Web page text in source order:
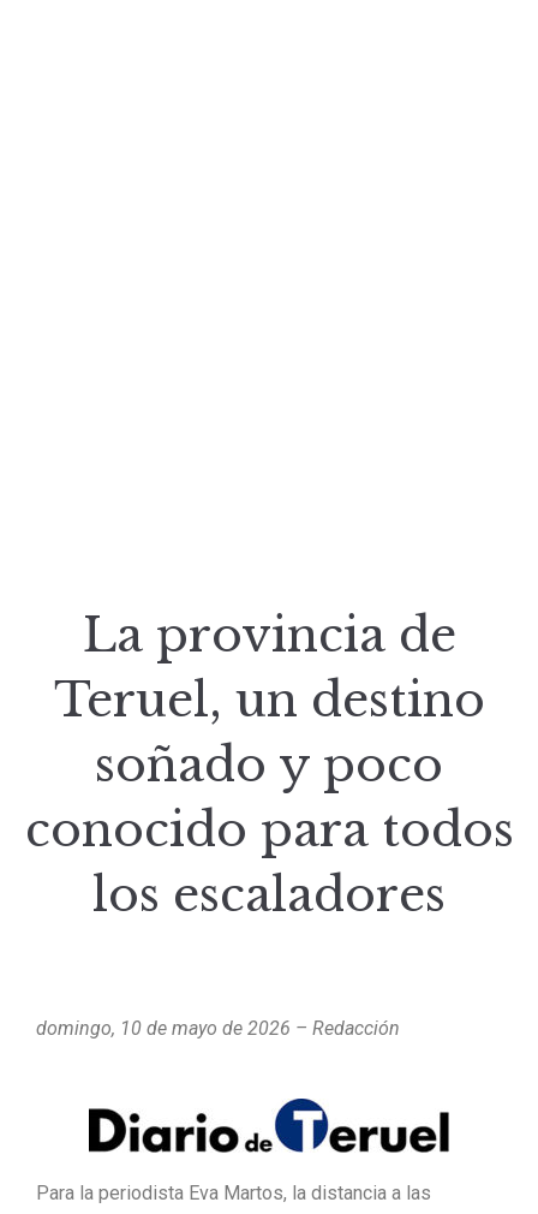
La provincia de
Teruel, un destino
soñado y poco
conocido para todos
los escaladores
domingo, 10 de mayo de 2026 – Redacción
Para la periodista Eva Martos, la distancia a las